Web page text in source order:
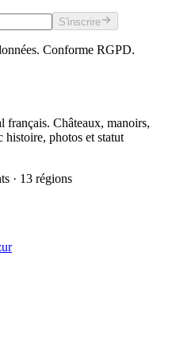
S'inscrire
Conforme RGPD.
français. Châteaux, manoirs,
histoire, photos et statut
· 13 régions